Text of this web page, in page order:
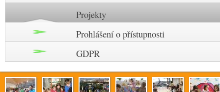
Projekty
Prohlášení o přístupnosti
GDPR